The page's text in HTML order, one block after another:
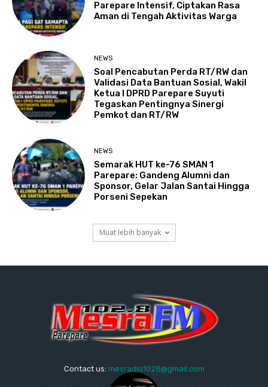
Parepare Intensif, Ciptakan Rasa
Aman di Tengah Aktivitas Warga
NEWS
Soal Pencabutan Perda RT/RW dan
Validasi Data Bantuan Sosial, Wakil
Ketua I DPRD Parepare Suyuti
Tegaskan Pentingnya Sinergi
Pemkot dan RT/RW
NEWS
Semarak HUT ke-76 SMAN 1
Parepare: Gandeng Alumni dan
Sponsor, Gelar Jalan Santai Hingga
Porseni Sepekan
Muat lebih banyak
Contact us: mesradio1028@gmail.com